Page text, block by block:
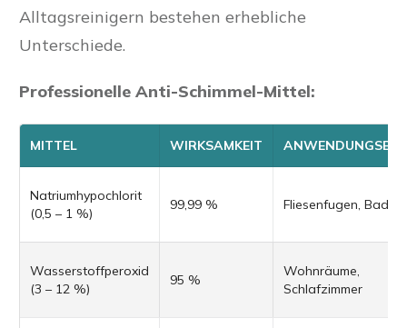
Alltagsreinigern bestehen erhebliche
Unterschiede.
Professionelle Anti-Schimmel-Mittel:
MITTEL WIRKSAMKEIT
Natriumhypochlorit
(0,5 – 1 %)
99,99 % Fliesenfugen, Bad
Wasserstoffperoxid
(3 – 12 %)
95 %
Wohnräume,
Schlafzimmer